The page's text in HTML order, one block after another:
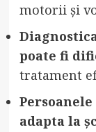
motorii și
poate fi
tratament
adapta la